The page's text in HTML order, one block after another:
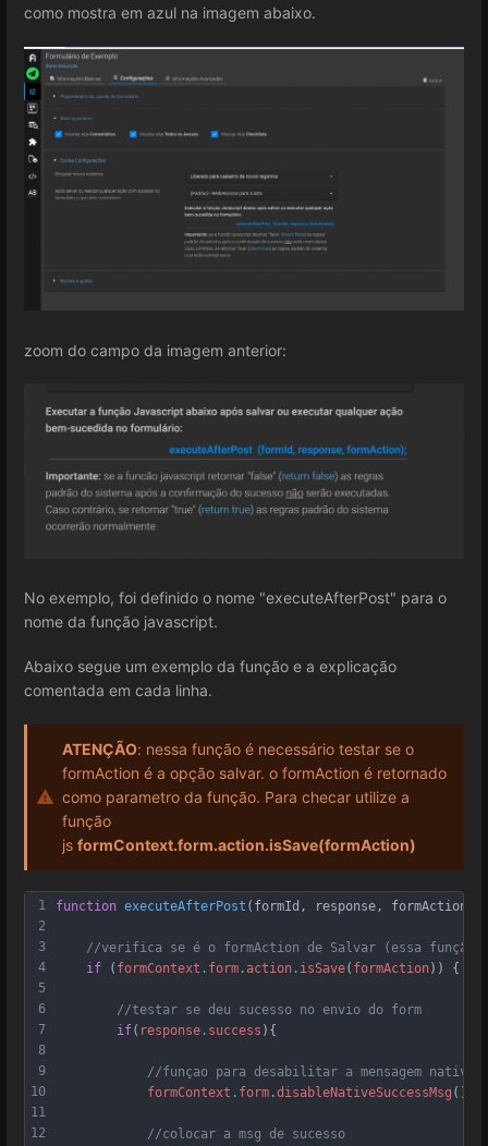
como mostra em azul na imagem abaixo.
zoom do campo da imagem anterior:
No exemplo, foi definido o nome "executeAfterPost" para o
nome da função javascript.
Abaixo segue um exemplo da função e a explicação
comentada em cada linha.
ATENÇÃO: nessa função é necessário testar se o
formAction é a opção salvar. o formAction é retornado
como parametro da função. Para checar utilize a
função
js formContext.form.action.isSave(formAction)
1
2
3
4
5
6
7
8
9
10
11
12
function executeAfterPost ( formId , response, formAction
//verifica se é o formAction de Salvar (essa função
if ( formContext . form .action . isSave( formAction)) {
//testar se deu sucesso no envio do form
if( response . success ){
//funçao para desabilitar a mensagem nativa
formContext . form .disableNativeSuccessMsg ()
//colocar a msg de sucesso